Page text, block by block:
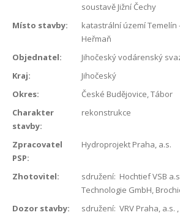
soustavě Jižní Čechy
Místo stavby:
katastrální území Temelín
Heřmaň
Objednatel:
Jihočeský vodárenský
Kraj:
Jihočeský
Okres:
České Budějovice, Tábor
Charakter
stavby:
rekonstrukce
Zpracovatel
PSP:
Hydroprojekt Praha, a.s.
Zhotovitel:
sdružení: Hochtief VSB
Technologie GmbH,
Dozor stavby:
sdružení: VRV Praha, a.s.